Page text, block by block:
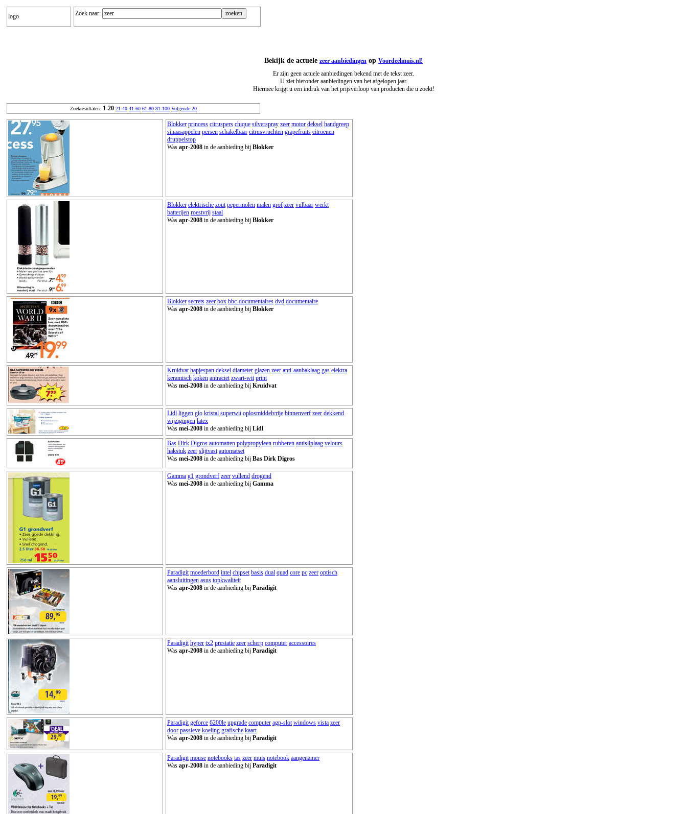
logo Zoek naar:
Bekijk de actuele zeer aanbiedingen op Voordeelmuis.nl!
Er zijn geen actuele aanbiedingen bekend met de tekst zeer.
U ziet hieronder aanbiedingen van het afgelopen jaar.
Hiermee krijgt u een indruk van het prijsverloop van producten die u zoekt!
Zoekresultaten: 1-20 21-40 41-60 61-80 81-100 Volgende 20
Blokker princess citruspers chique silverspray zeer motor deksel handgreep
sinaasappelen persen schakelbaar citrusvruchten grapefruits citroenen
druppelstop
Was apr-2008 in de aanbieding bij Blokker
Blokker elektrische zout pepermolen malen grof zeer vulbaar werkt
batterijen roestvrij staal
Was apr-2008 in de aanbieding bij Blokker
Blokker secrets zeer box bbc-documentaires dvd documentaire
Was apr-2008 in de aanbieding bij Blokker
Kruidvat hapjespan deksel diameter glazen zeer anti-aanbaklaag gas elektra
keramisch koken antraciet zwart-wit print
Was mei-2008 in de aanbieding bij Kruidvat
Lidl liggen gio kristal superwit oplosmiddelvrije binnenverf zeer dekkend
wijzigingen latex
Was mei-2008 in de aanbieding bij Lidl
Bas Dirk Digros automatten polypropyleen rubberen antisliplaag velours
hakstuk zeer slijtvast automatset
Was mei-2008 in de aanbieding bij Bas Dirk Digros
Gamma g1 grondverf zeer vullend drogend
Was mei-2008 in de aanbieding bij Gamma
Paradigit moederbord intel chipset basis dual quad core pc zeer optisch
aansluitingen asus topkwaliteit
Was apr-2008 in de aanbieding bij Paradigit
Paradigit hyper tx2 prestatie zeer scherp computer accessoires
Was apr-2008 in de aanbieding bij Paradigit
Paradigit geforce 6200le upgrade computer agp-slot windows vista zeer
door passieve koeling grafische kaart
Was apr-2008 in de aanbieding bij Paradigit
Paradigit mouse notebooks tas zeer muis notebook aangenamer
Was apr-2008 in de aanbieding bij Paradigit